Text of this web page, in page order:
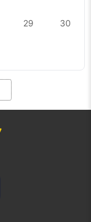
29 30